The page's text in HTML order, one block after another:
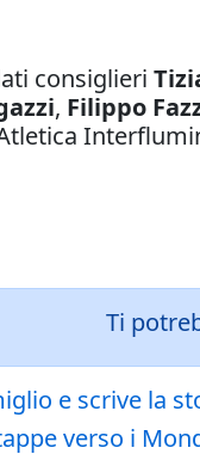
consiglieri
, Filippo
Ti
e scrive la
verso i